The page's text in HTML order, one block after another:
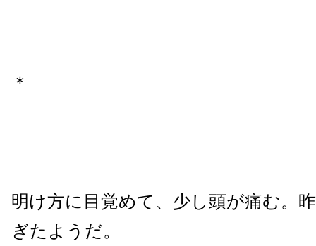
＊
明け方に目覚めて、少し頭が痛む。
ぎたようだ。